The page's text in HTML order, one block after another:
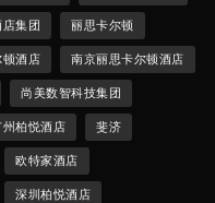
集团 丽思卡尔顿
顿酒店 南京丽思卡尔顿酒店
尚美数智科技集团
州柏悦酒店 斐济
欧特家酒店
深圳柏悦酒店